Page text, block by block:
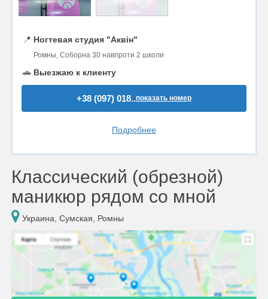
📍 Ногтевая студия "Аквін"
Ромны, Соборна 30 навпроти 2 школи
🚗 Выезжаю к клиенту
+38 (097) 018..показать номер
Подробнее
Классический (обрезной)
маникюр рядом со мной
Украина, Сумская, Ромны